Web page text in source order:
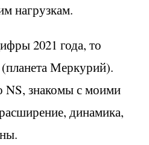
нагрузкам.
2021 года, то
Меркурий).
NS, знакомы с моими
динамика,